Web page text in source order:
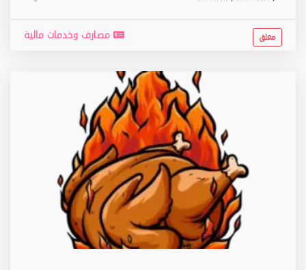
مصارف وخدمات مالية مغلق